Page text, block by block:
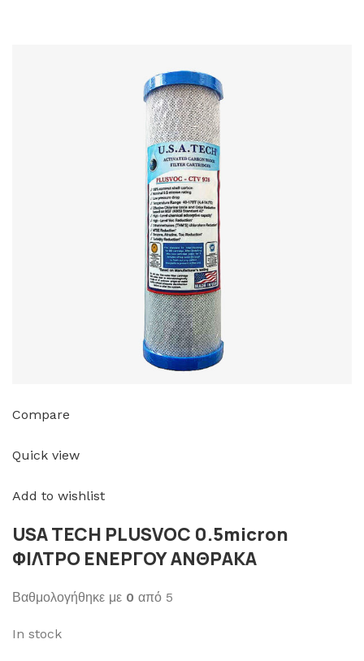
Compare
Quick view
Add to wishlist
USA TECH PLUSVOC 0.5micron
ΦΙΛΤΡΟ ΕΝΕΡΓΟΥ ΑΝΘΡΑΚΑ
Βαθμολογήθηκε με 0 από 5
In stock